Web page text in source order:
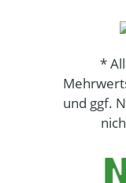
*
und ggf.